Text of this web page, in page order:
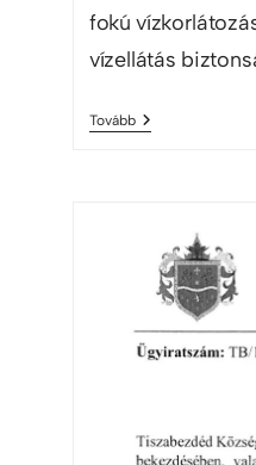
fokú
vízellátás
Tovább